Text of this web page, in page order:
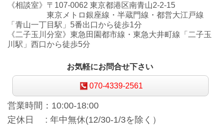
《相談室》〒107-0062 東京都港区南青山2-2-15
東京メトロ銀座線・半蔵門線・都営大江戸線
「青山一丁目駅」5番出口から徒歩1分
《二子玉川分室》東急田園都市線・東急大井町線「二子玉
川駅」西口から徒歩5分
お気軽にお問合せ下さい
070-4339-2561
営業時間：10:00-18:00
定休日 : 年中無休(12/30-1/3を除く）